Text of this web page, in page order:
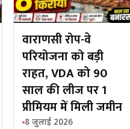
वाराणसी रोप-वे
परियोजना को बड़ी
राहत, VDA को 90
साल की लीज पर ₹1
प्रीमियम में मिली जमीन
8 जुलाई 2026